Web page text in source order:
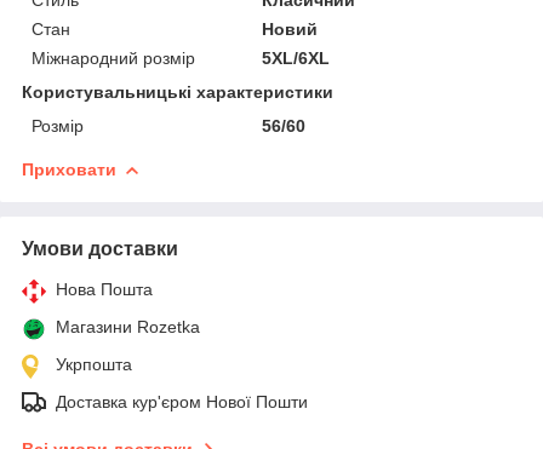
Стан
Новий
Міжнародний розмір
5XL/6XL
Користувальницькі характеристики
Розмір
56/60
Приховати
Умови доставки
Нова Пошта
Магазини Rozetka
Укрпошта
Доставка кур'єром Нової Пошти